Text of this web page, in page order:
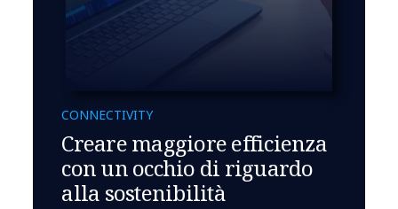
CONNECTIVITY
Creare maggiore efficienza
con un occhio di riguardo
alla sostenibilità